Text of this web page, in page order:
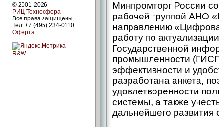
© 2001-2026
РИЦ Техносфера
Все права защищены
Тел. +7 (495) 234-0110
Оферта
R&W
Минпромторг России
рабочей группой АНО
направлению
работу по
Государственной
промышленности
эффективности и
разработана анкета,
удовлетворенности
системы, а также
дальнейшего